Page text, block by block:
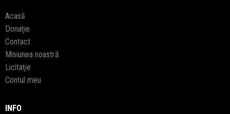
Acasă
Donație
Contact
Misiunea noastră
Licitaţie
Contul meu
INFO